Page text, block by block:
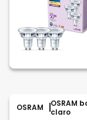
OSRAM
OSRAM
claro